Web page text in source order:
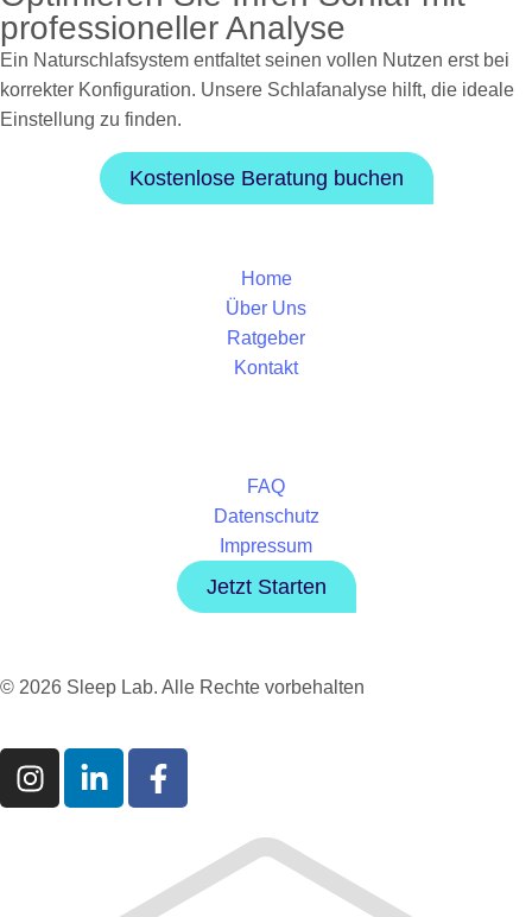
professioneller Analyse
Ein Naturschlafsystem entfaltet seinen vollen Nutzen erst bei
korrekter Konfiguration. Unsere Schlafanalyse hilft, die ideale
Einstellung zu finden.
Kostenlose Beratung buchen
Home
Über Uns
Ratgeber
Kontakt
FAQ
Datenschutz
Impressum
Jetzt Starten
© 2026 Sleep Lab. Alle Rechte vorbehalten